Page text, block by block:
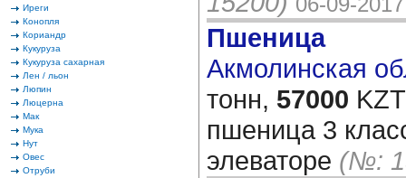
Иреги
Конопля
Кориандр
Кукуруза
Кукуруза сахарная
Лен / льон
Люпин
Люцерна
Мак
Мука
Нут
Овес
Отруби
Пшеница
Акмолинская
тонн, 57000
пшеница 3
элеваторе (№: